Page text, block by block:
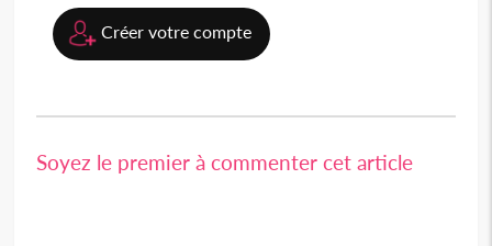
Créer votre compte
Soyez le premier à commenter cet article